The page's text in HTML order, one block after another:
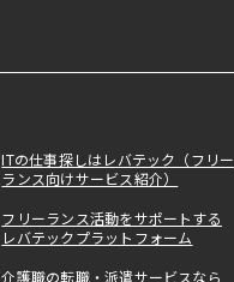
ITの仕事探しはレバテック（フリー
ランス向けサービス紹介）
フリーランス活動をサポートする
レバテックプラットフォーム
介護職の転職・派遣サービスなら